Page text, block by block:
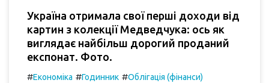
Україна отримала свої перші доходи від
картин з колекції Медведчука: ось як
виглядає найбільш дорогий проданий
експонат. Фото.
#Економіка #Годинник #Облігація (фінанси)